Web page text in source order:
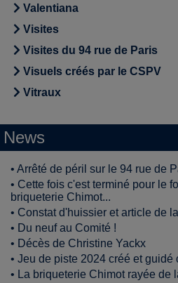
Valentiana
Visites
Visites du 94 rue de Paris
Visuels créés par le CSPV
Vitraux
News
• Arrêté de péril sur le 94 rue de
• Cette fois c'est terminé pour le
briqueterie Chimot...
• Constat d'huissier et article de
• Du neuf au Comité !
• Décès de Christine Yackx
• Jeu de piste 2024 créé et guidé
• La briqueterie Chimot rayée de